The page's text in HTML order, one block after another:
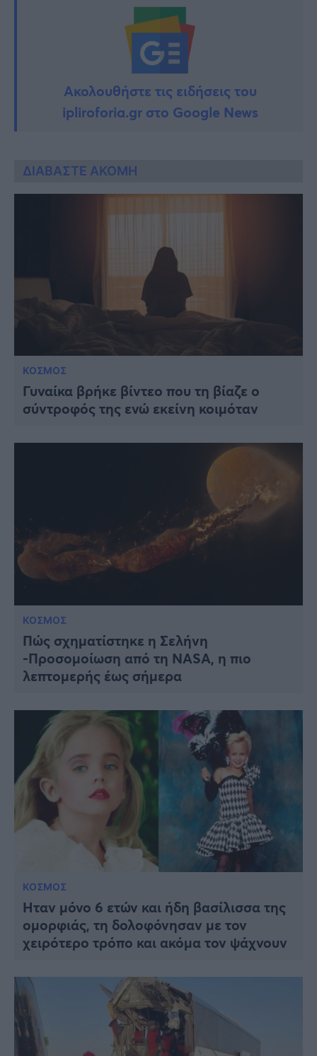
Ακολουθήστε τις ειδήσεις του
ipliroforia.gr στο Google News
ΔΙΑΒΑΣΤΕ ΑΚΟΜΗ
ΚΟΣΜΟΣ
Γυναίκα βρήκε βίντεο που τη βίαζε ο
σύντροφός της ενώ εκείνη κοιμόταν
ΚΟΣΜΟΣ
Πώς σχηματίστηκε η Σελήνη
-Προσομοίωση από τη NASA, η πιο
λεπτομερής έως σήμερα
ΚΟΣΜΟΣ
Ήταν μόνο 6 ετών και ήδη βασίλισσα της
ομορφιάς, τη δολοφόνησαν με τον
χειρότερο τρόπο και ακόμα τον ψάχνουν